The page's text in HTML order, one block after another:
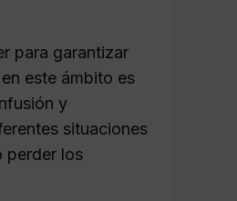
para garantizar
este ámbito es
y
situaciones
perder los